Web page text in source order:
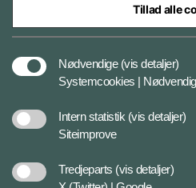
Tillad alle
Nødvendige (vis detaljer)
Systemcookies |
Intern statistik (vis detaljer)
Siteimprove
Tredjeparts (vis detaljer)